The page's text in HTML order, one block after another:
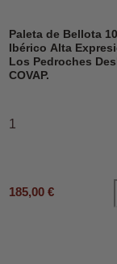
Paleta de Bellota
Ibérico Alta
Los Pedroches
COVAP.
1
185,00 €